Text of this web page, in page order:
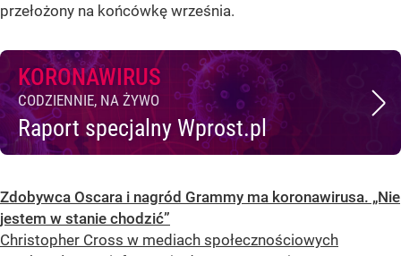
przełożony na końcówkę września.
KORONAWIRUS
CODZIENNIE, NA ŻYWO
Raport specjalny Wprost.pl
Zdobywca Oscara i nagród Grammy ma koronawirusa. „Nie
jestem w stanie chodzić”
Christopher Cross w mediach społecznościowych